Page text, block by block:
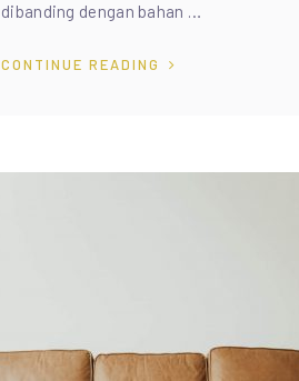
dibanding dengan bahan …
CONTINUE READING